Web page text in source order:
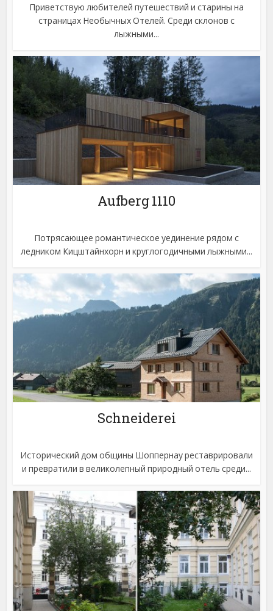
Приветствую любителей путешествий и старины на
страницах Необычных Отелей. Среди склонов с
лыжными...
Aufberg 1110
Потрясающее романтическое уединение рядом с
ледником Кицштайнхорн и круглогодичными лыжными...
Schneiderei
Исторический дом общины Шоппернау реставрировали
и превратили в великолепный природный отель среди...